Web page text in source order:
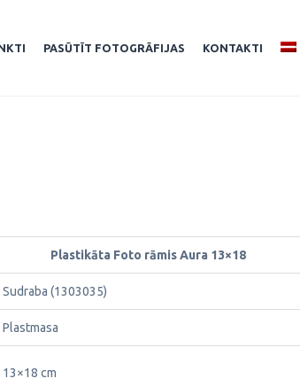
PASŪTĪT FOTOGRĀFIJAS KONTAKTI
Plastikāta Foto rāmis Aura 13×18
Sudraba (1303035)
Plastmasa
13×18 cm